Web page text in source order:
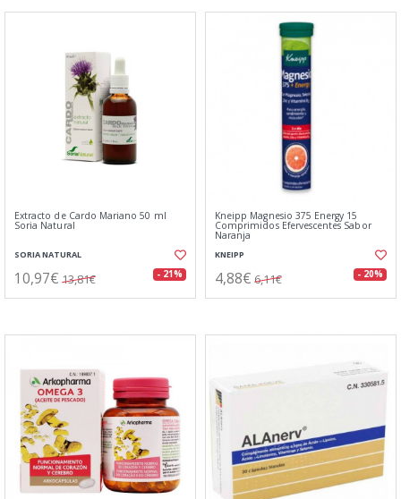
Extracto de Cardo Mariano 50 ml
Soria Natural
SORIA NATURAL
10,97€ 13,81€ - 21%
Kneipp Magnesio 375 Energy 15
Comprimidos Efervescentes Sabor
Naranja
KNEIPP
4,88€ 6,11€ - 20%